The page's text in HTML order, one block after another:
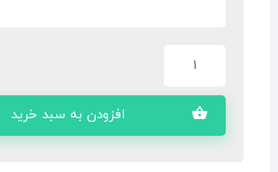
افزودن به سبد خرید